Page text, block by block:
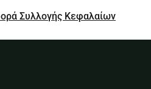
Συλλογής Κεφαλαίων